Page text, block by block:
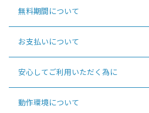
無料期間について
お支払いについて
安心してご利用いただく為に
動作環境について